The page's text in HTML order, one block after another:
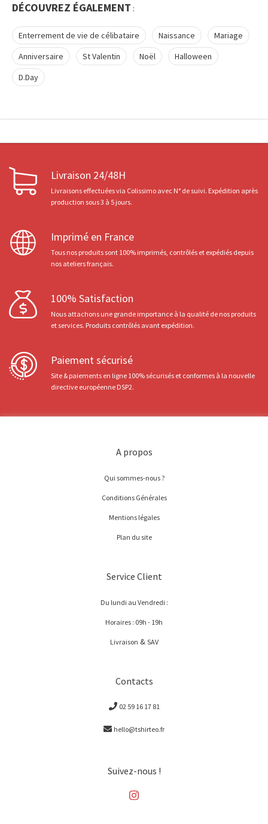
DÉCOUVREZ ÉGALEMENT :
Enterrement de vie de célibataire Naissance
Mariage
Anniversaire
St Valentin Noël
Halloween
D.Day
Livraison 24/48H
Livraisons effectuées via Colissimo avec N° de suivi. Expédition après
production sous 3 à 5 jours.
Imprimé en France
Tous nos produits sont 100% imprimés, contrôlés et expédiés depuis
nos ateliers français.
100% Satisfaction
Nous attachons une grande importance à la qualité de nos produits
et services. Produits contrôlés avant expédition.
Paiement sécurisé
Site & paiements en ligne 100% sécurisés et conformes à la nouvelle
directive européenne DSP2.
A propos
Qui sommes-nous ?
Conditions Générales
Mentions légales
Plan du site
Service Client
Du lundi au Vendredi :
Horaires : 09h - 19h
Livraison & SAV
Contacts
02 59 16 17 81
hello@tshirteo.fr
Suivez-nous !